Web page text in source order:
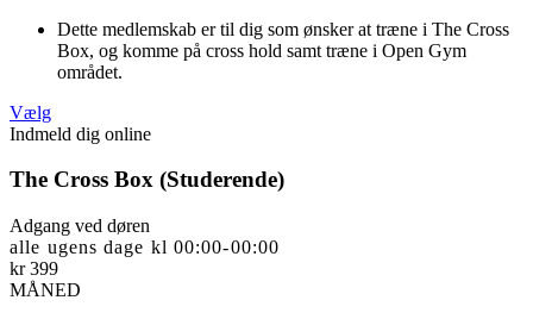
Dette medlemskab er til dig som ønsker at træne i The Cross
Box, og komme på cross hold samt træne i Open Gym
området.
Vælg
Indmeld dig online
The Cross Box (Studerende)
Adgang ved døren
alle ugens dage kl 00:00-00:00
kr 399
MÅNED